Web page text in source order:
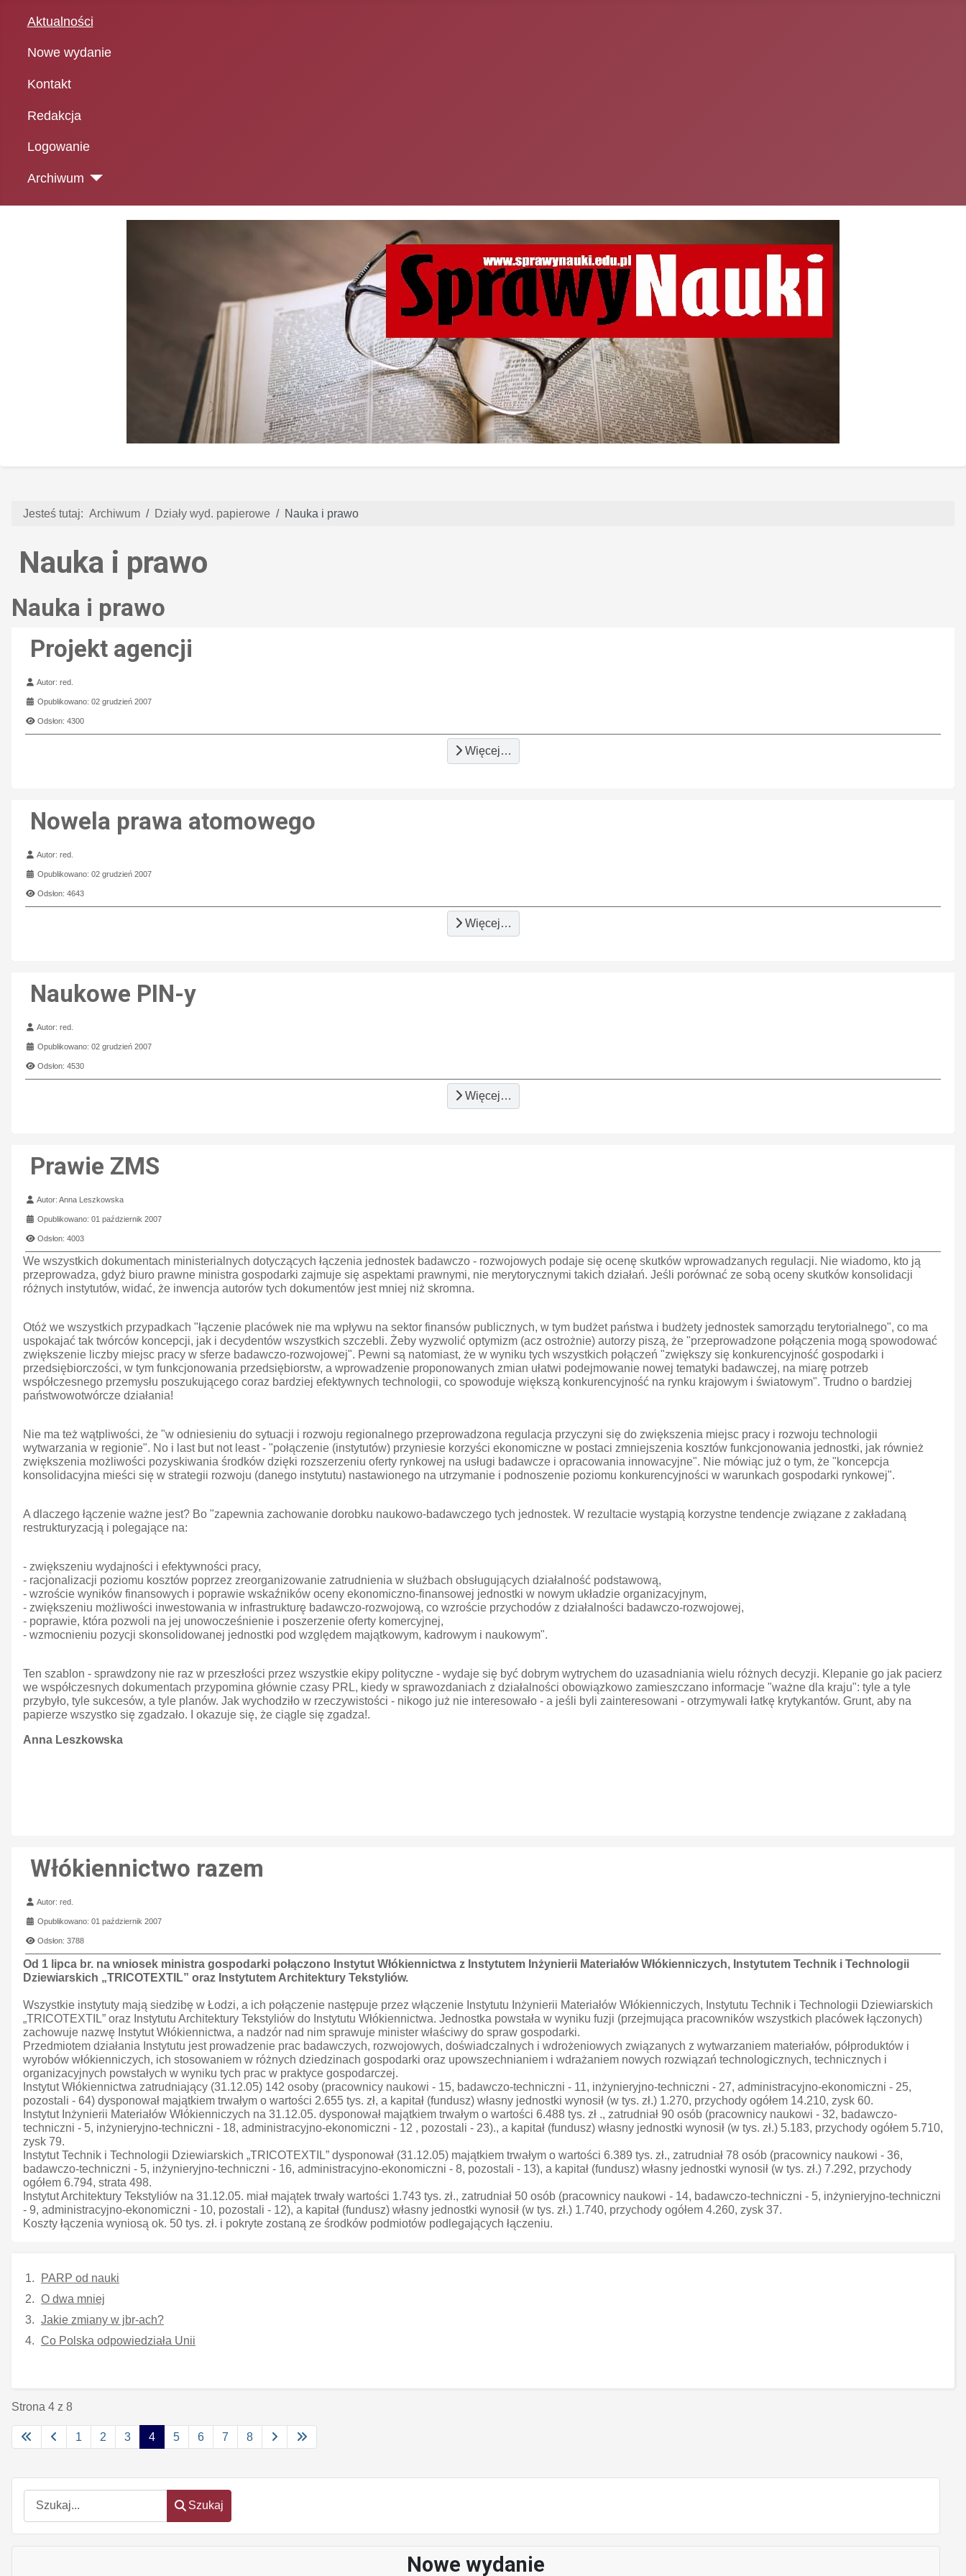
Aktualności
Nowe wydanie
Kontakt
Redakcja
Logowanie
Archiwum
Szukaj
Szukaj
Nowe wydanie
Jesteś tutaj: Archiwum Działy wyd. papierowe Nauka i prawo
Nauka i prawo
Nauka i prawo
Projekt agencji
Szczegóły
Autor:red.
Opublikowano: 02 grudzień 2007
Odsłon: 4300
Więcej…
Nowela prawa atomowego
Szczegóły
Autor:red.
Opublikowano: 02 grudzień 2007
Odsłon: 4643
Więcej…
Naukowe PIN-y
Szczegóły
Autor:red.
Opublikowano: 02 grudzień 2007
Odsłon: 4530
Więcej…
Prawie ZMS
Szczegóły
Autor:Anna Leszkowska
Opublikowano: 01 październik 2007
Odsłon: 4003
We wszystkich dokumentach ministerialnych dotyczących łączenia jednostek badawczo - rozwojowych podaje się ocenę skutków wprowadzanych regulacji. Nie wiadomo, kto ją
przeprowadza, gdyż biuro prawne ministra gospodarki zajmuje się aspektami prawnymi, nie merytorycznymi takich działań. Jeśli porównać ze sobą oceny skutków konsolidacji
różnych instytutów, widać, że inwencja autorów tych dokumentów jest mniej niż skromna.
Otóż we wszystkich przypadkach "łączenie placówek nie ma wpływu na sektor finansów publicznych, w tym budżet państwa i budżety jednostek samorządu terytorialnego", co ma
uspokajać tak twórców koncepcji, jak i decydentów wszystkich szczebli. Żeby wyzwolić optymizm (acz ostrożnie) autorzy piszą, że "przeprowadzone połączenia mogą spowodować
zwiększenie liczby miejsc pracy w sferze badawczo-rozwojowej". Pewni są natomiast, że w wyniku tych wszystkich połączeń "zwiększy się konkurencyjność gospodarki i
przedsiębiorczości, w tym funkcjonowania przedsiębiorstw, a wprowadzenie proponowanych zmian ułatwi podejmowanie nowej tematyki badawczej, na miarę potrzeb
współczesnego przemysłu poszukującego coraz bardziej efektywnych technologii, co spowoduje większą konkurencyjność na rynku krajowym i światowym". Trudno o bardziej
państwowotwórcze działania!
Nie ma też wątpliwości, że "w odniesieniu do sytuacji i rozwoju regionalnego przeprowadzona regulacja przyczyni się do zwiększenia miejsc pracy i rozwoju technologii
wytwarzania w regionie". No i last but not least - "połączenie (instytutów) przyniesie korzyści ekonomiczne w postaci zmniejszenia kosztów funkcjonowania jednostki, jak również
zwiększenia możliwości pozyskiwania środków dzięki rozszerzeniu oferty rynkowej na usługi badawcze i opracowania innowacyjne". Nie mówiąc już o tym, że "koncepcja
konsolidacyjna mieści się w strategii rozwoju (danego instytutu) nastawionego na utrzymanie i podnoszenie poziomu konkurencyjności w warunkach gospodarki rynkowej".
A dlaczego łączenie ważne jest? Bo "zapewnia zachowanie dorobku naukowo-badawczego tych jednostek. W rezultacie wystąpią korzystne tendencje związane z zakładaną
restrukturyzacją i polegające na:
- zwiększeniu wydajności i efektywności pracy,
- racjonalizacji poziomu kosztów poprzez zreorganizowanie zatrudnienia w służbach obsługujących działalność podstawową,
- wzroście wyników finansowych i poprawie wskaźników oceny ekonomiczno-finansowej jednostki w nowym układzie organizacyjnym,
- zwiększeniu możliwości inwestowania w infrastrukturę badawczo-rozwojową, co wzroście przychodów z działalności badawczo-rozwojowej,
- poprawie, która pozwoli na jej unowocześnienie i poszerzenie oferty komercyjnej,
- wzmocnieniu pozycji skonsolidowanej jednostki pod względem majątkowym, kadrowym i naukowym".
Ten szablon - sprawdzony nie raz w przeszłości przez wszystkie ekipy polityczne - wydaje się być dobrym wytrychem do uzasadniania wielu różnych decyzji. Klepanie go jak pacierz
we współczesnych dokumentach przypomina głównie czasy PRL, kiedy w sprawozdaniach z działalności obowiązkowo zamieszczano informacje "ważne dla kraju": tyle a tyle
przybyło, tyle sukcesów, a tyle planów. Jak wychodziło w rzeczywistości - nikogo już nie interesowało - a jeśli byli zainteresowani - otrzymywali łatkę krytykantów. Grunt, aby na
papierze wszystko się zgadzało. I okazuje się, że ciągle się zgadza!.
Anna Leszkowska
Włókiennictwo razem
Szczegóły
Autor:red.
Opublikowano: 01 październik 2007
Odsłon: 3788
Od 1 lipca br. na wniosek ministra gospodarki połączono Instytut Włókiennictwa z Instytutem Inżynierii Materiałów Włókienniczych, Instytutem Technik i Technologii
Dziewiarskich „TRICOTEXTIL” oraz Instytutem Architektury Tekstyliów.
Wszystkie instytuty mają siedzibę w Łodzi, a ich połączenie następuje przez włączenie Instytutu Inżynierii Materiałów Włókienniczych, Instytutu Technik i Technologii Dziewiarskich
„TRICOTEXTIL” oraz Instytutu Architektury Tekstyliów do Instytutu Włókiennictwa. Jednostka powstała w wyniku fuzji (przejmująca pracowników wszystkich placówek łączonych)
zachowuje nazwę Instytut Włókiennictwa, a nadzór nad nim sprawuje minister właściwy do spraw gospodarki.
Przedmiotem działania Instytutu jest prowadzenie prac badawczych, rozwojowych, doświadczalnych i wdrożeniowych związanych z wytwarzaniem materiałów, półproduktów i
wyrobów włókienniczych, ich stosowaniem w różnych dziedzinach gospodarki oraz upowszechnianiem i wdrażaniem nowych rozwiązań technologicznych, technicznych i
organizacyjnych powstałych w wyniku tych prac w praktyce gospodarczej.
Instytut Włókiennictwa zatrudniający (31.12.05) 142 osoby (pracownicy naukowi - 15, badawczo-techniczni - 11, inżynieryjno-techniczni - 27, administracyjno-ekonomiczni - 25,
pozostali - 64) dysponował majątkiem trwałym o wartości 2.655 tys. zł, a kapitał (fundusz) własny jednostki wynosił (w tys. zł.) 1.270, przychody ogółem 14.210, zysk 60.
Instytut Inżynierii Materiałów Włókienniczych na 31.12.05. dysponował majątkiem trwałym o wartości 6.488 tys. zł ., zatrudniał 90 osób (pracownicy naukowi - 32, badawczo-
techniczni - 5, inżynieryjno-techniczni - 18, administracyjno-ekonomiczni - 12 , pozostali - 23)., a kapitał (fundusz) własny jednostki wynosił (w tys. zł.) 5.183, przychody ogółem 5.710,
zysk 79.
Instytut Technik i Technologii Dziewiarskich „TRICOTEXTIL” dysponował (31.12.05) majątkiem trwałym o wartości 6.389 tys. zł., zatrudniał 78 osób (pracownicy naukowi - 36,
badawczo-techniczni - 5, inżynieryjno-techniczni - 16, administracyjno-ekonomiczni - 8, pozostali - 13), a kapitał (fundusz) własny jednostki wynosił (w tys. zł.) 7.292, przychody
ogółem 6.794, strata 498.
Instytut Architektury Tekstyliów na 31.12.05. miał majątek trwały wartości 1.743 tys. zł., zatrudniał 50 osób (pracownicy naukowi - 14, badawczo-techniczni - 5, inżynieryjno-techniczni
- 9, administracyjno-ekonomiczni - 10, pozostali - 12), a kapitał (fundusz) własny jednostki wynosił (w tys. zł.) 1.740, przychody ogółem 4.260, zysk 37.
Koszty łączenia wyniosą ok. 50 tys. zł. i pokryte zostaną ze środków podmiotów podlegających łączeniu.
PARP od nauki
O dwa mniej
Jakie zmiany w jbr-ach?
Co Polska odpowiedziała Unii
Strona 4 z 8
1 2 3 4 5 6 7 8